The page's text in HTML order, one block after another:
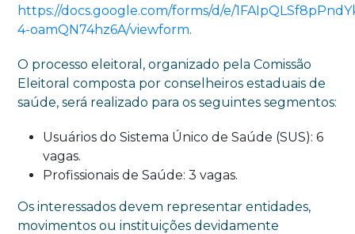
https://docs.google.com/forms/d/e/
4-oamQN74hz6A/viewform.
O processo eleitoral, organizado pela Comissão
Eleitoral composta por conselheiros estaduais de
saúde, será realizado para os seguintes segmentos:
Usuários do Sistema Único de Saúde (SUS): 6
vagas.
Profissionais de Saúde: 3 vagas.
Os interessados devem representar entidades,
movimentos ou instituições devidamente